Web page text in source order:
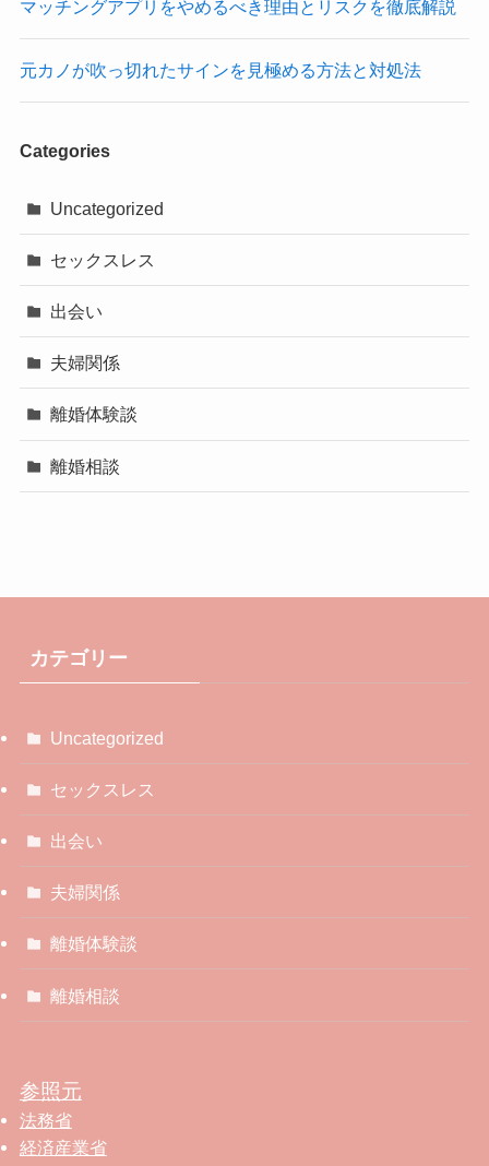
マッチングアプリをやめるべき理由とリスクを徹底解説
元カノが吹っ切れたサインを見極める方法と対処法
Categories
Uncategorized
セックスレス
出会い
夫婦関係
離婚体験談
離婚相談
カテゴリー
Uncategorized
セックスレス
出会い
夫婦関係
離婚体験談
離婚相談
参照元
法務省
経済産業省